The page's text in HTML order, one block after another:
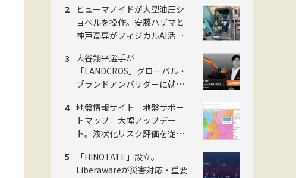
地域の南北軸に
ヒューマノイドが大型油圧シ
ョベルを操作。安藤ハザマと
神戸高専がフィジカルAI活用
大谷翔平選手が
「LANDCROS」グローバル・
ブランドアンバサダーに就
表会をお台場で開催
地盤情報サイト「地盤サポー
トマップ」大幅アップデー
ト。液状化リスク評価を従来4
ンホームシールド社
「HINOTATE」設立。
Liberawareが災害対応・重要